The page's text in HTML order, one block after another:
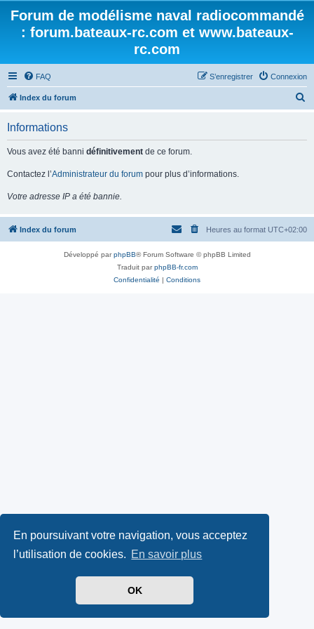
En poursuivant votre navigation, vous acceptez
l’utilisation de cookies. En savoir plus
OK
Forum de modélisme naval radiocommandé
: forum.bateaux-rc.com et www.bateaux-
rc.com
FAQ Connexion
S’enregistrer
Index du forum
e
Informations
Vous avez été banni définitivement de ce forum.
Contactez l’Administrateur du forum pour plus d’informations.
Votre adresse IP a été bannie.
Index du forum Heures au format UTC+02:00
Développé parphpBB® Forum Software © phpBB Limited
Traduit parphpBB-fr.com
Confidentialité | Conditions